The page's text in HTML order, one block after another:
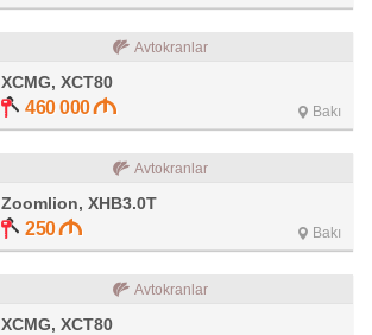
Avtokranlar
XCMG, XCT80
460 000 Bakı
Avtokranlar
Zoomlion, XHB3.0T
250 Bakı
Avtokranlar
XCMG, XCT80